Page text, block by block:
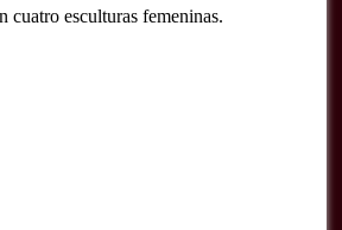
cuatro esculturas femeninas.